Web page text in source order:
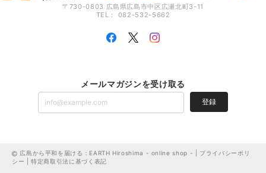
〒730-0803 広島県広島市中区広瀬北町3-11
TEL： 082-532-5662
メールマガジンを受け取る
登録
広島から平和を届ける：EARTH Hiroshima - online shop - | プライバシーポリ
シー
|特定商取引法に基づく表記